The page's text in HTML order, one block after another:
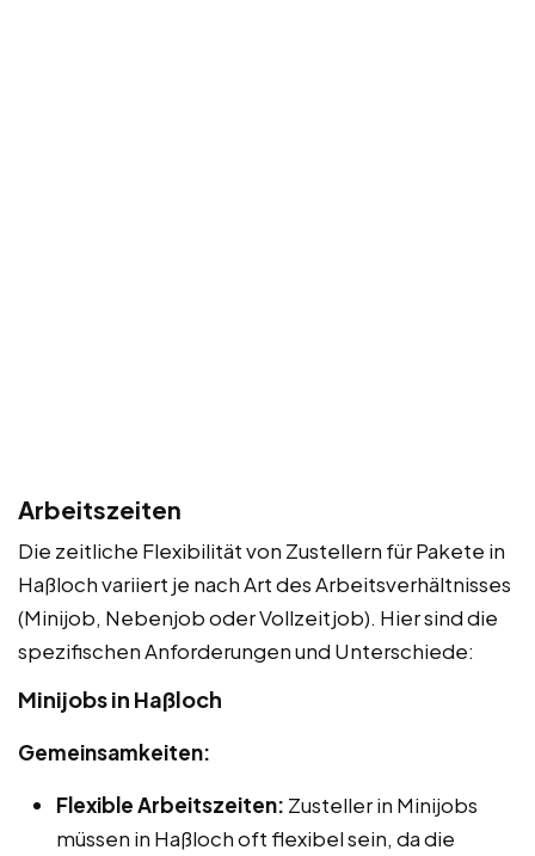
Arbeitszeiten
Die zeitliche Flexibilität von Zustellern für Pakete in
Haßloch variiert je nach Art des Arbeitsverhältnisses
(Minijob, Nebenjob oder Vollzeitjob). Hier sind die
spezifischen Anforderungen und Unterschiede:
Minijobs in Haßloch
Gemeinsamkeiten:
Flexible Arbeitszeiten: Zusteller in Minijobs
müssen in Haßloch oft flexibel sein, da die